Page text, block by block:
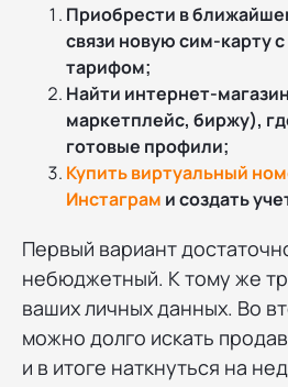
Приобрести в
связи новую сим-карту
тарифом;
Найти интернет-
маркетплейс, биржу),
готовые профили;
Купить виртуальный
Инстаграм и создать
Первый вариант
небюджетный. К тому же
ваших личных данных. Во
можно долго искать
и в итоге наткнуться на